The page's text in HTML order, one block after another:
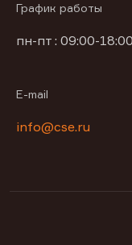
График работы
пн-пт : 09:00-18:00
E-mail
info@cse.ru